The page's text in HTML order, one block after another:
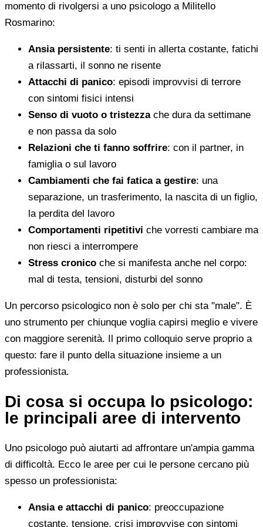
momento di rivolgersi a uno psicologo a Militello
Rosmarino:
Ansia persistente: ti senti in allerta costante, fatichi
a rilassarti, il sonno ne risente
Attacchi di panico: episodi improvvisi di terrore
con sintomi fisici intensi
Senso di vuoto o tristezzache dura da settimane
e non passa da solo
Relazioni che ti fanno soffrire: con il partner, in
famiglia o sul lavoro
Cambiamenti che fai fatica a gestire: una
separazione, un trasferimento, la nascita di un figlio,
la perdita del lavoro
Comportamenti ripetitivi che vorresti cambiare ma
non riesci a interrompere
Stress cronico che si manifesta anche nel corpo:
mal di testa, tensioni, disturbi del sonno
Un percorso psicologico non è solo per chi sta "male". È
uno strumento per chiunque voglia capirsi meglio e vivere
con maggiore serenità. Il primo colloquio serve proprio a
questo: fare il punto della situazione insieme a un
professionista.
Di cosa si occupa lo psicologo:
le principali aree di intervento
Uno psicologo può aiutarti ad affrontare un'ampia gamma
di difficoltà. Ecco le aree per cui le persone cercano più
spesso un professionista:
Ansia e attacchi di panico: preoccupazione
costante, tensione, crisi improvvise con sintomi